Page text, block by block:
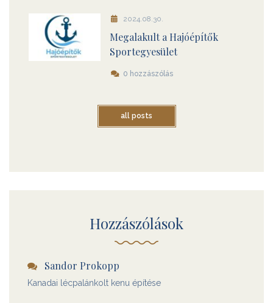
2024.08.30.
Megalakult a Hajóépítők
Sportegyesület
0 hozzászólás
all posts
Hozzászólások
Sandor Prokopp
Kanadai lécpalánkolt kenu építése